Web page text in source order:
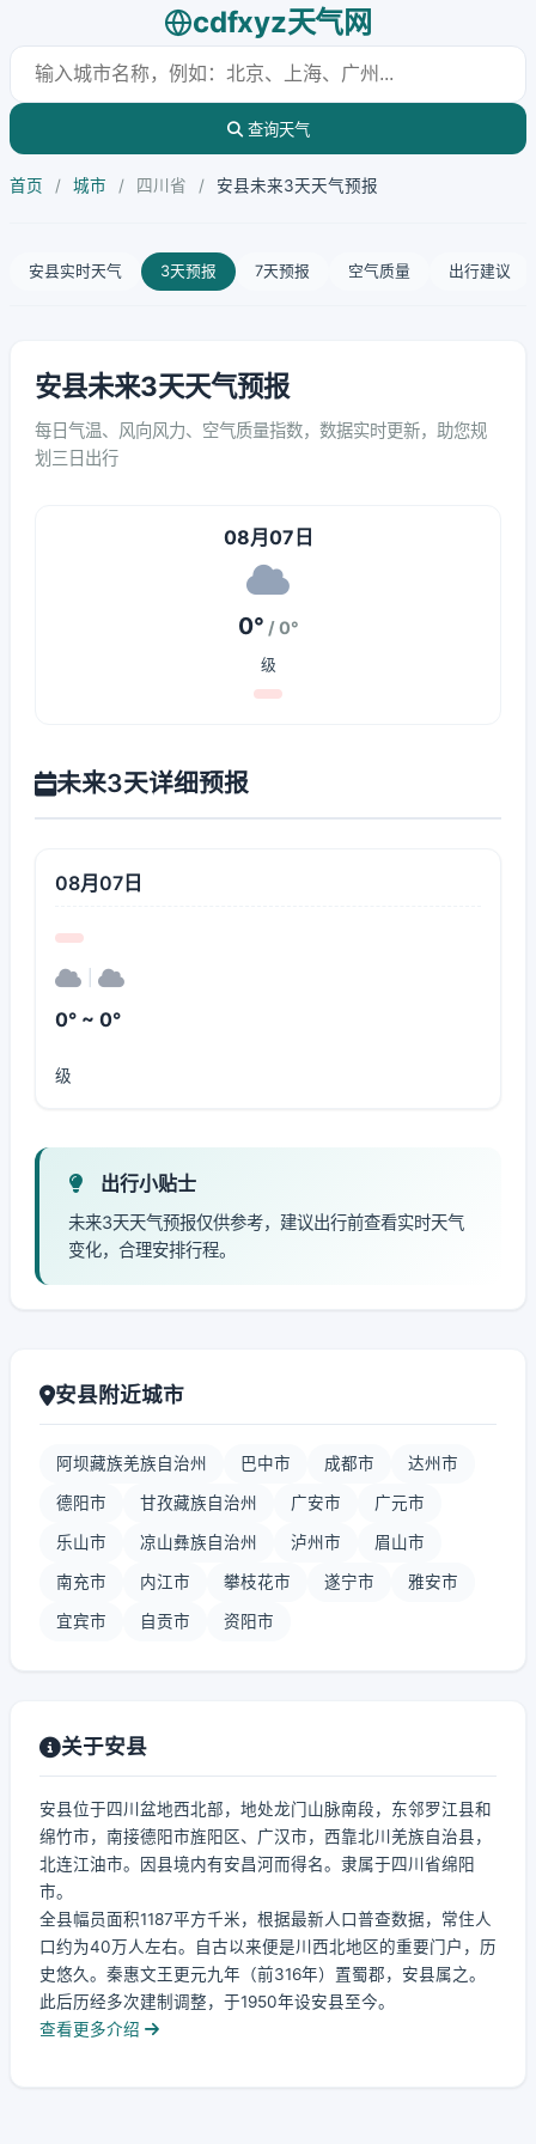
cdfxyz天气网
查询天气
首页 / 城市 / 四川省 / 安县未来3天天气预报
安县实时天气 3天预报 7天预报 空气质量 出行建议
安县未来3天天气预报
每日气温、风向风力、空气质量指数，数据实时更新，助您规
划三日出行
08月07日
0° / 0°
级
未来3天详细预报
08月07日
0° ~ 0°
级
出行小贴士
未来3天天气预报仅供参考，建议出行前查看实时天气
变化，合理安排行程。
安县附近城市
阿坝藏族羌族自治州 巴中市 成都市 达州市
德阳市 甘孜藏族自治州 广安市 广元市
乐山市 凉山彝族自治州 泸州市 眉山市
南充市 内江市 攀枝花市 遂宁市 雅安市
宜宾市 自贡市 资阳市
关于安县
安县位于四川盆地西北部，地处龙门山脉南段，东邻罗江县和
绵竹市，南接德阳市旌阳区、广汉市，西靠北川羌族自治县，
北连江油市。因县境内有安昌河而得名。隶属于四川省绵阳
市。
全县幅员面积1187平方千米，根据最新人口普查数据，常住人
口约为40万人左右。自古以来便是川西北地区的重要门户，历
史悠久。秦惠文王更元九年（前316年）置蜀郡，安县属之。
此后历经多次建制调整，于1950年设安县至今。
查看更多介绍